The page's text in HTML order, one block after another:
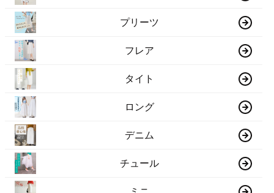
プリーツ
フレア
タイト
ロング
デニム
チュール